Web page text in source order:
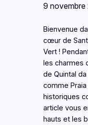
9 novembre
Bienvenue
cœur de
Vert !
les charmes
de Quintal
comme
historiques
article vous
hauts et les